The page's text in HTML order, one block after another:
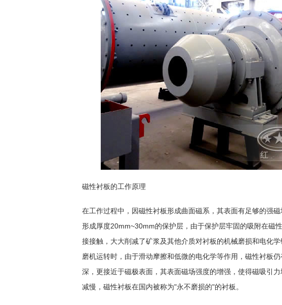
磁性衬板的工作原理
在工作过程中，因磁性衬板形成曲面磁系，其表面有足够的强
形成厚度20mm~30mm的保护层，由于保护层牢固的吸附在磁
接接触，大大削减了矿浆及其他介质对衬板的机械磨损和电化
磨机运转时，由于滑动摩擦和低微的电化学等作用，磁性衬板
深，更接近于磁极表面，其表面磁场强度的增强，使得磁吸引
减慢，磁性衬板在国内被称为"永不磨损的"的衬板。